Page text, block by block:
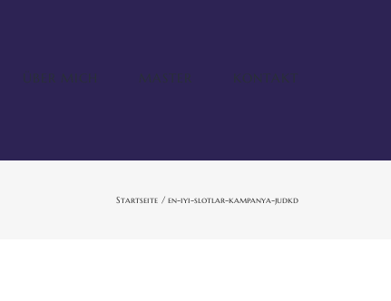
ÜBER MICH MASTER KONTAKT
Startseite en-iyi-slotlar-kampanya-judkd